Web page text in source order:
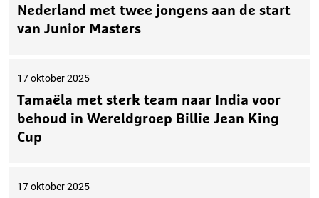
Nederland met twee jongens aan de start
van Junior Masters
17 oktober 2025
Tamaëla met sterk team naar India voor
behoud in Wereldgroep Billie Jean King
Cup
17 oktober 2025